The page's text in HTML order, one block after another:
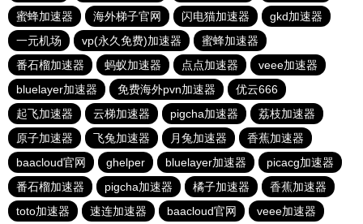
蜜蜂加速器
海外梯子官网 闪电猫加速器
gkd加速器
一元机场
vp(永久免费)加速器
蜜蜂加速器
番石榴加速器
蚂蚁加速器 点点加速器
veee加速器
bluelayer加速器
免费海外pvn加速器
优云666
起飞加速器
云梯加速器 pigcha加速器
荔枝加速器
原子加速器
飞兔加速器 月兔加速器
香蕉加速器
baacloud官网
ghelper bluelayer加速器
picacg加速器
番石榴加速器
pigcha加速器 橘子加速器
香蕉加速器
toto加速器
速连加速器 baacloud官网 veee加速器